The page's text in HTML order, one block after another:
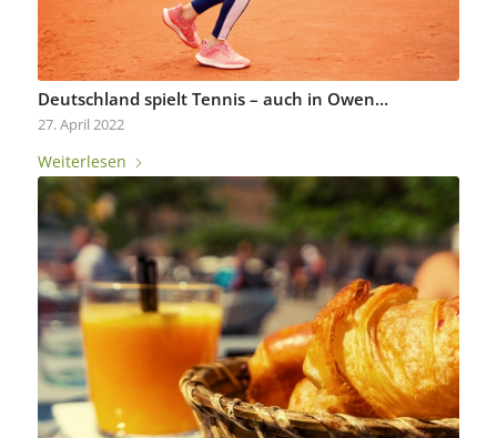
Deutschland spielt Tennis – auch in Owen…
27. April 2022
Weiterlesen